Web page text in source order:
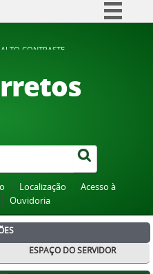
Participe
Acesso à informação
Canais
ALTO CONTRASTE
Localização
Acesso à
Ouvidoria
ESPAÇO DO SERVIDOR